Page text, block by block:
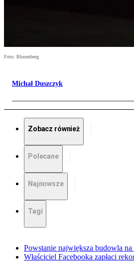
Foto: Bloomberg
Michał Duszczyk
Zobacz również
Polecane
Najnowsze
Tagi
Powstanie największa budowla
Właściciel Facebooka zapłaci